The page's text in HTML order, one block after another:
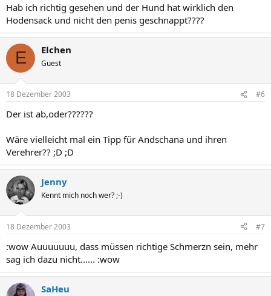
Hab ich richtig gesehen und der Hund hat wirklich den
Hodensack und nicht den penis geschnappt????
E Elchen
Guest
18 Dezember 2003 #6
Der ist ab,oder??????
Wäre vielleicht mal ein Tipp für Andschana und ihren
Verehrer?? ;D ;D
Jenny
Kennt mich noch wer? ;-)
18 Dezember 2003 #7
:wow Auuuuuuu, dass müssen richtige Schmerzn sein, mehr
sag ich dazu nicht...... :wow
SaHeu